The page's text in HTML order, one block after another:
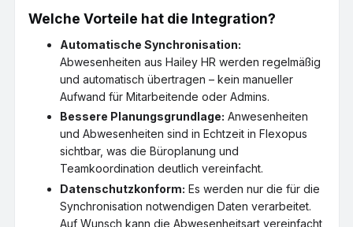
Welche Vorteile hat die Integration?
Automatische Synchronisation:
Abwesenheiten aus Hailey HR werden regelmäßig
und automatisch übertragen – kein manueller
Aufwand für Mitarbeitende oder Admins.
Bessere Planungsgrundlage: Anwesenheiten
und Abwesenheiten sind in Echtzeit in Flexopus
sichtbar, was die Büroplanung und
Teamkoordination deutlich vereinfacht.
Datenschutzkonform: Es werden nur die für die
Synchronisation notwendigen Daten verarbeitet.
Auf Wunsch kann die Abwesenheitsart vereinfacht